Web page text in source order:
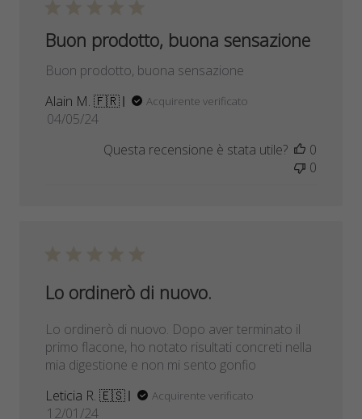
Buon prodotto, buona sensazione
Buon prodotto, buona sensazione
Alain M. 🇫🇷
Acquirente verificato
Data
pubblicazione
04/05/24
Questa recensione è stata utile?
0
0
Lo ordinerò di nuovo.
Lo ordinerò di nuovo. Dopo aver terminato il
primo flacone, ho notato risultati concreti nella
mia digestione e non mi sento gonfio
Leticia R. 🇪🇸
Acquirente verificato
Data
12/01/24